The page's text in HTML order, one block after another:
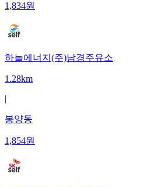
1,834원
하늘에너지(주)남경주유소
1.28km
|
봉양동
1,854원